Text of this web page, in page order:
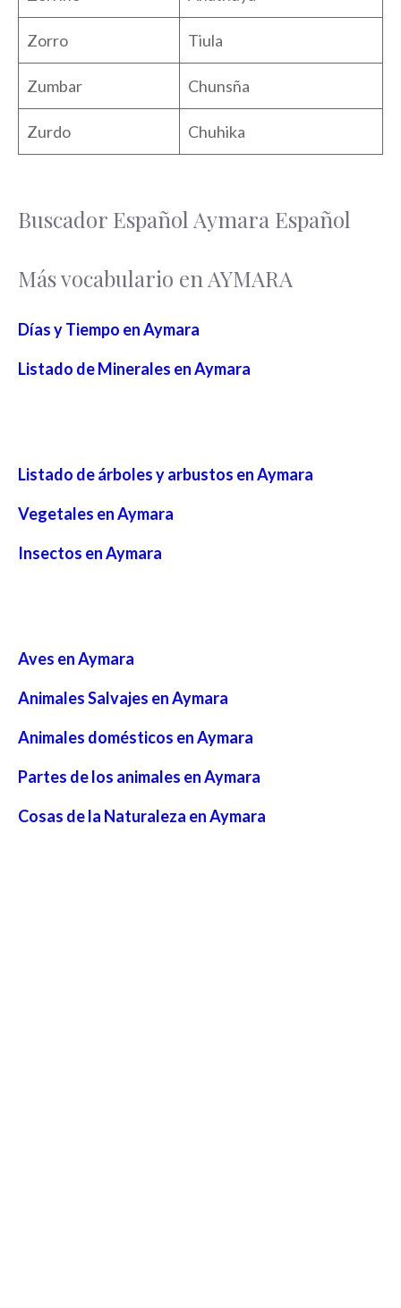
Zorro Tiula
Zumbar Chunsña
Zurdo Chuhika
Buscador Español Aymara Español
Más vocabulario en AYMARA
Días y Tiempo en Aymara
Listado de Minerales en Aymara
Listado de árboles y arbustos en Aymara
Vegetales en Aymara
Insectos en Aymara
Aves en Aymara
Animales Salvajes en Aymara
Animales domésticos en Aymara
Partes de los animales en Aymara
Cosas de la Naturaleza en Aymara